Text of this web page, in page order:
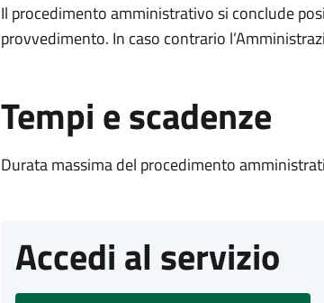
Il procedimento amministrativo si conclude
provvedimento. In caso contrario
Tempi e scadenze
Durata massima del procedimento
Accedi al servizio